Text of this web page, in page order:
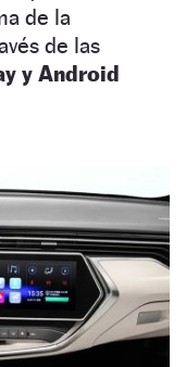
de la
de las
y Android